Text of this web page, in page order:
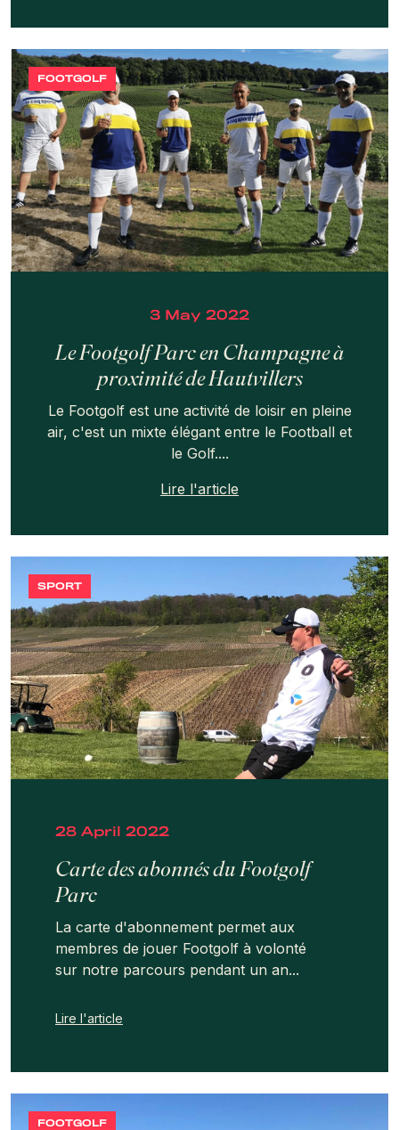
FOOTGOLF
3 May 2022
Le Footgolf Parc en Champagne à
proximité de Hautvillers
Le Footgolf est une activité de loisir en pleine
air, c'est un mixte élégant entre le Football et
le Golf....
Lire l'article
SPORT
28 April 2022
Carte des abonnés du Footgolf
Parc
La carte d'abonnement permet aux
membres de jouer Footgolf à volonté
sur notre parcours pendant un an...
Lire l'article
FOOTGOLF